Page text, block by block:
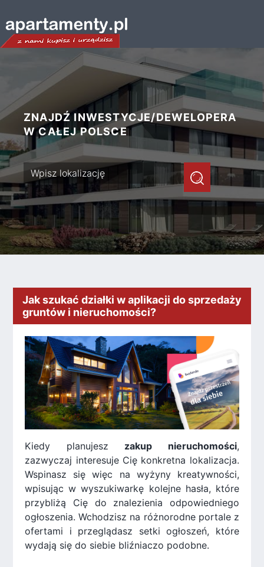
ZNAJDŹ INWESTYCJE/DEWELOPERA
W CAŁEJ POLSCE
Jak szukać działki w aplikacji do sprzedaży
gruntów i nieruchomości?
Kiedy planujesz zakup nieruchomości,
zazwyczaj interesuje Cię konkretna lokalizacja.
Wspinasz się więc na wyżyny kreatywności,
wpisując w wyszukiwarkę kolejne hasła, które
przybliżą Cię do znalezienia odpowiedniego
ogłoszenia. Wchodzisz na różnorodne portale z
ofertami i przeglądasz setki ogłoszeń, które
wydają się do siebie bliźniaczo podobne.